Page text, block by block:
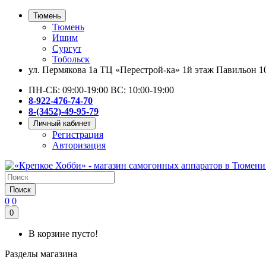
Тюмень
Тюмень
Ишим
Сургут
Тобольск
ул. Пермякова 1а ТЦ «Перестрой-ка» 1й этаж Павильон
ПН-СБ: 09:00-19:00 ВС: 10:00-19:00
8-922-476-74-70
8-(3452)-49-95-79
Личный кабинет
Регистрация
Авторизация
Поиск
0 0
0
В корзине пусто!
Разделы магазина